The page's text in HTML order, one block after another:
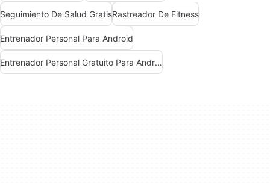
Seguimiento De Salud GratisRastreador De Fitness
Entrenador Personal Para Android
Entrenador Personal Gratuito Para Android